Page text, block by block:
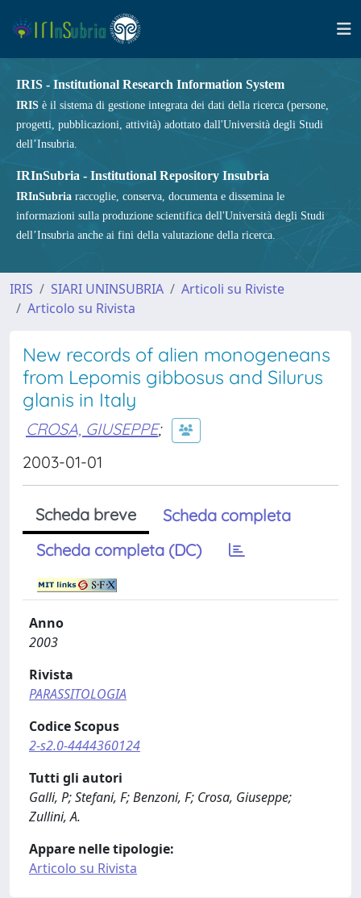
IRIS - Institutional Research Information System
IRIS è il sistema di gestione integrata dei dati della ricerca (persone,
progetti, pubblicazioni, attività) adottato dall'Università degli Studi
dell’Insubria.
IRInSubria - Institutional Repository Insubria
IRInSubria raccoglie, conserva, documenta e dissemina le
informazioni sulla produzione scientifica dell'Università degli Studi
dell’Insubria anche ai fini della valutazione della ricerca.
IRIS SIARI UNINSUBRIA
Articoli su Riviste
Articolo su Rivista
New records of alien monogeneans
from Lepomis gibbosus and Silurus
glanis in Italy
CROSA, GIUSEPPE;
2003-01-01
Scheda breve
Scheda completa
Scheda completa (DC)
Anno
2003
Rivista
PARASSITOLOGIA
Codice Scopus
2-s2.0-4444360124
Tutti gli autori
Galli, P; Stefani, F; Benzoni, F; Crosa, Giuseppe;
Zullini, A.
Appare nelle tipologie:
Articolo su Rivista